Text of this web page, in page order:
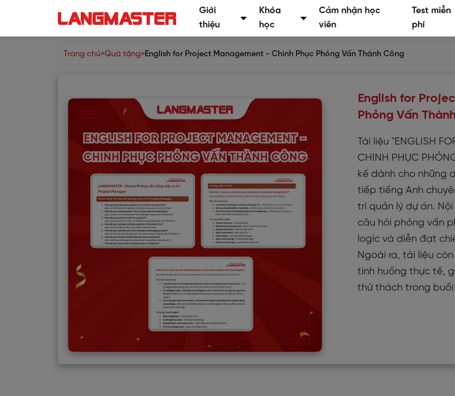
Giới
thiệu
Khóa
học
Cảm nhận học
viên
Test miễn
phí
Trang chủ>Quà tặng>English for Project Management - Chinh Phục Phỏng Vấn Thành Công
English for
Phỏng Vấn
Tài liệu "ENGLISH
CHINH PHỤC
kế dành cho những
tiếp tiếng Anh
trí quản lý dự án.
câu hỏi phỏng vấn
logic và diễn đạt
Ngoài ra, tài liệu
tình huống thực tế,
thử thách trong